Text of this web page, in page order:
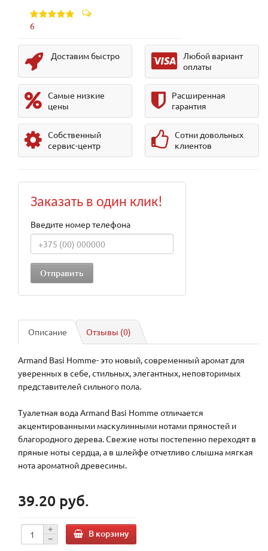
6
Доставим быстро
Любой вариант
оплаты
Самые низкие
цены
Расширенная
гарантия
Собственный
сервис-центр
Сотни довольных
клиентов
Заказать в один клик!
Введите номер телефона
Описание Отзывы (0)
Armand Basi Homme- это новый, современный аромат для
уверенных в себе, стильных, элегантных, неповторимых
представителей сильного пола.
Туалетная вода Armand Basi Homme отличается
акцентированными маскулинными нотами пряностей и
благородного дерева. Свежие ноты постепенно переходят в
пряные ноты сердца, а в шлейфе отчетливо слышна мягкая
нота ароматной древесины.
39.20 руб.
В корзину